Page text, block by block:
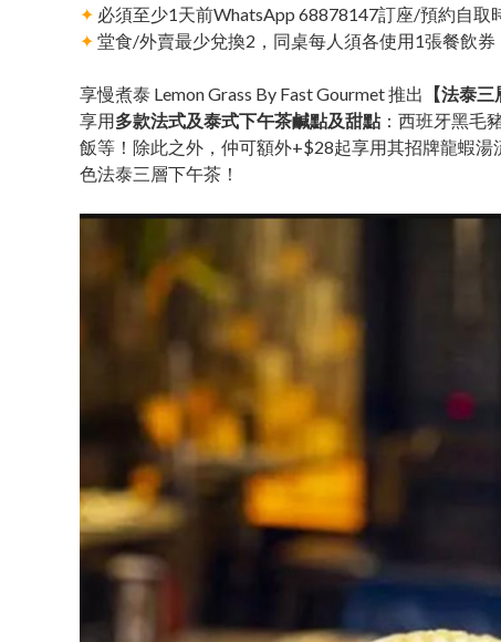
✦ 必須至少1天前WhatsApp 68878147訂座/預約自
✦ 堂食/外賣最少兌換2，同桌每人須各使用1張餐飲
享慢煮泰 Lemon Grass By Fast Gourmet 推出 【法泰三
享用多款法式及泰式下午茶鹹點及甜點 ：西班牙黑毛
飯等！除此之外，仲可額外+$28起享用其招牌龍蝦
色法泰三層下午茶！